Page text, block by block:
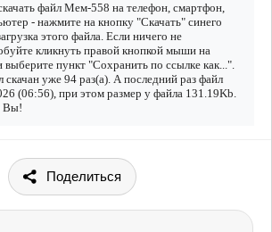
файл Мем-558 на телефон, смартфон,
- нажмите на кнопку "Скачать" синего
этого файла. Если ничего не
кликнуть правой кнопкой мыши на
выберите пункт "Сохранить по ссылке как...".
уже 94 раз(а). А последний раз файл
(06:56), при этом размер у файла 131.19Kb.
Вы!
Поделиться